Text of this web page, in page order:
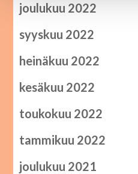
joulukuu 2022
syyskuu 2022
heinäkuu 2022
kesäkuu 2022
toukokuu 2022
tammikuu 2022
joulukuu 2021